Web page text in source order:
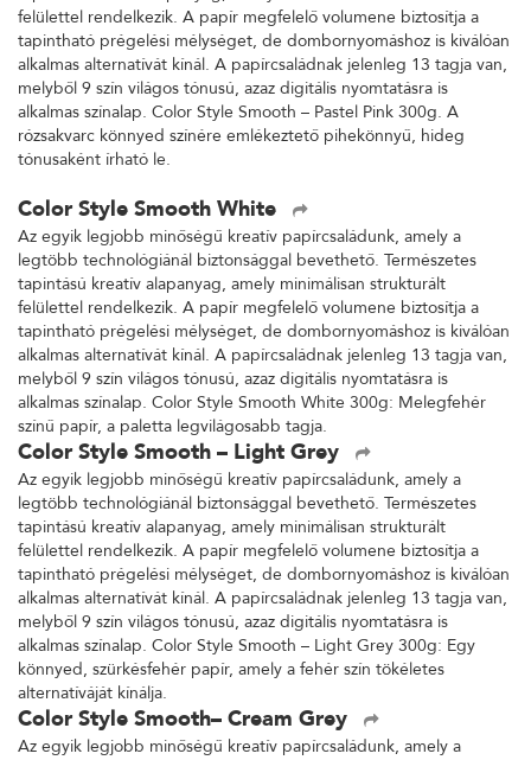
felülettel rendelkezik. A papír megfelelő volumene biztosítja a
tapintható prégelési mélységet, de dombornyomáshoz is kiválóan
alkalmas alternatívát kínál. A papírcsaládnak jelenleg 13 tagja van,
melyből 9 szín világos tónusú, azaz digitális nyomtatásra is
alkalmas színalap. Color Style Smooth – Pastel Pink 300g. A
rózsakvarc könnyed színére emlékeztető pihekönnyű, hideg
tónusaként írható le.
Color Style Smooth White
Az egyik legjobb minőségű kreatív papírcsaládunk, amely a
legtöbb technológiánál biztonsággal bevethető. Természetes
tapintású kreatív alapanyag, amely minimálisan strukturált
felülettel rendelkezik. A papír megfelelő volumene biztosítja a
tapintható prégelési mélységet, de dombornyomáshoz is kiválóan
alkalmas alternatívát kínál. A papírcsaládnak jelenleg 13 tagja van,
melyből 9 szín világos tónusú, azaz digitális nyomtatásra is
alkalmas színalap. Color Style Smooth White 300g: Melegfehér
színű papír, a paletta legvilágosabb tagja.
Color Style Smooth – Light Grey
Az egyik legjobb minőségű kreatív papírcsaládunk, amely a
legtöbb technológiánál biztonsággal bevethető. Természetes
tapintású kreatív alapanyag, amely minimálisan strukturált
felülettel rendelkezik. A papír megfelelő volumene biztosítja a
tapintható prégelési mélységet, de dombornyomáshoz is kiválóan
alkalmas alternatívát kínál. A papírcsaládnak jelenleg 13 tagja van,
melyből 9 szín világos tónusú, azaz digitális nyomtatásra is
alkalmas színalap. Color Style Smooth – Light Grey 300g: Egy
könnyed, szürkésfehér papír, amely a fehér szín tökéletes
alternatíváját kínálja.
Color Style Smooth– Cream Grey
Az egyik legjobb minőségű kreatív papírcsaládunk, amely a